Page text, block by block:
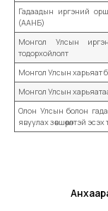
Гадаадын иргэний
(ААНБ)
Монгол Улсын
тодорхойлолт
Монгол Улсын харьяат
Монгол Улсын
Олон Улсын болон
явуулах зөвшөөрөлтэй